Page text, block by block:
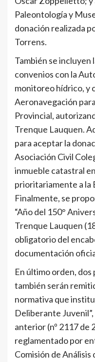
Paleontología y
donación realizada
Torrens.
También se incluyen
convenios con la
monitoreo hídrico, y
Aeronavegación
Provincial,
Trenque Lauquen.
para aceptar la
Asociación Civil
inmueble catastral
prioritariamente a la
Finalmente, se
“Año del 150°
Trenque Lauquen
obligatorio del
documentación
En último orden,
también serán
normativa que
Deliberante
anterior (nº 2117 de
reglamentado por
Comisión de